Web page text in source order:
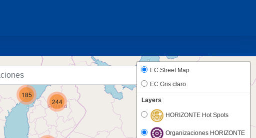
185
244
EC Street Map
EC Gris claro
Layers
HORIZONTE Hot Spots
Organizaciones HORIZONTE